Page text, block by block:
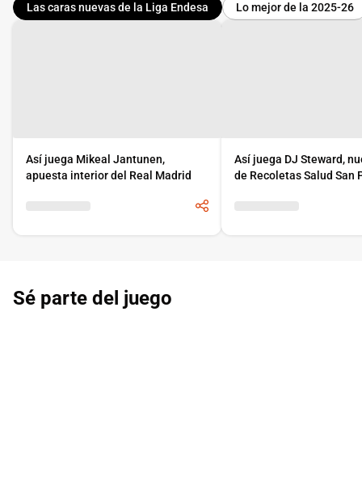
Las caras nuevas de la Liga Endesa Lo mejor de la 2025-26
Así juega Mikeal Jantunen,
apuesta interior del Real Madrid
Así juega DJ Steward,
de Recoletas Salud San
Sé parte del juego